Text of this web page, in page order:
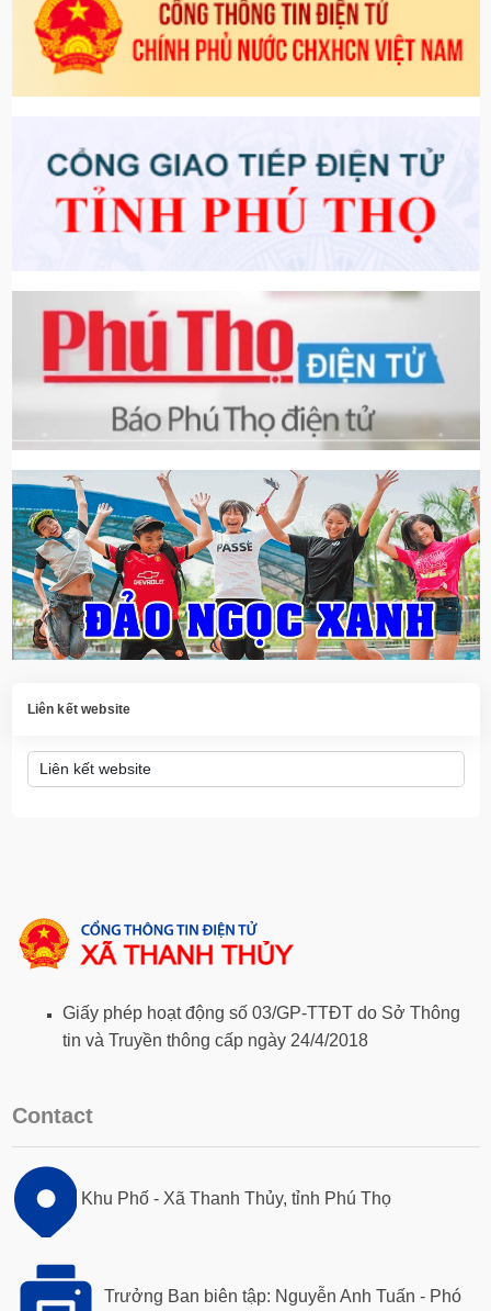
Liên kết website
Giấy phép hoạt động số 03/GP-TTĐT do Sở Thông
tin và Truyền thông cấp ngày 24/4/2018
Contact
Khu Phố - Xã Thanh Thủy, tỉnh Phú Thọ
Trưởng Ban biên tập: Nguyễn Anh Tuấn - Phó